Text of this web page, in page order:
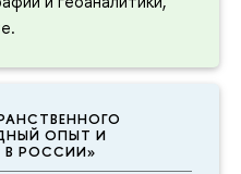
ОПЫТ И
РОССИИ»